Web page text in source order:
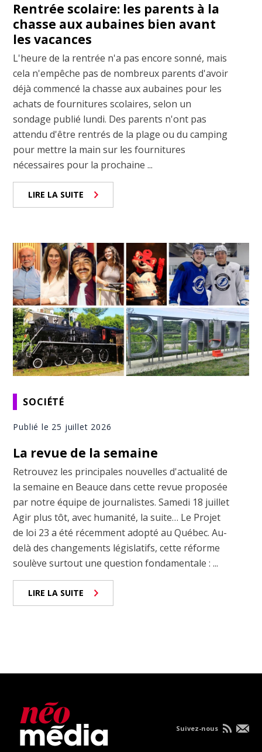
Rentrée scolaire: les parents à la
chasse aux aubaines bien avant
les vacances
L'heure de la rentrée n'a pas encore sonné, mais
cela n'empêche pas de nombreux parents d'avoir
déjà commencé la chasse aux aubaines pour les
achats de fournitures scolaires, selon un
sondage publié lundi. Des parents n'ont pas
attendu d'être rentrés de la plage ou du camping
pour mettre la main sur les fournitures
nécessaires pour la prochaine ...
LIRE LA SUITE
SOCIÉTÉ
Publié le 25 juillet 2026
La revue de la semaine
Retrouvez les principales nouvelles d'actualité de
la semaine en Beauce dans cette revue proposée
par notre équipe de journalistes. Samedi 18 juillet
Agir plus tôt, avec humanité, la suite… Le Projet
de loi 23 a été récemment adopté au Québec. Au-
delà des changements législatifs, cette réforme
soulève surtout une question fondamentale : ...
LIRE LA SUITE
Suivez-nous